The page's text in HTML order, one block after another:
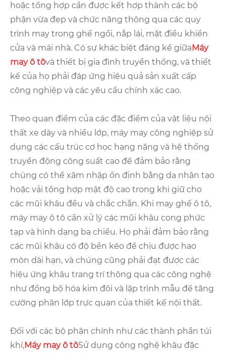
hoặc tổng hợp cần được kết hợp thành các bộ
phận vừa đẹp và chức năng thông qua các quy
trình may trong ghế ngồi, nắp lái, mặt điều khiển
cửa và mái nhà. Có sự khác biệt đáng kể giữaMáy
may ô tôvà thiết bị gia đình truyền thống, và thiết
kế của họ phải đáp ứng hiệu quả sản xuất cấp
công nghiệp và các yêu cầu chính xác cao.
Theo quan điểm của các đặc điểm của vật liệu nội
thất xe dày và nhiều lớp, máy may công nghiệp sử
dụng các cấu trúc cơ học hạng nặng và hệ thống
truyền động công suất cao để đảm bảo rằng
chúng có thể xâm nhập ổn định bằng da nhân tạo
hoặc vải tổng hợp mật độ cao trong khi giữ cho
các mũi khâu đều và chắc chắn. Khi may ghế ô tô,
máy may ô tô cần xử lý các mũi khâu cong phức
tạp và hình dạng ba chiều. Họ phải đảm bảo rằng
các mũi khâu có độ bền kéo để chịu được hao
mòn dài hạn, và chúng cũng phải đạt được các
hiệu ứng khâu trang trí thông qua các công nghệ
như đồng bộ hóa kim đôi và lập trình mẫu để tăng
cường phân lớp trực quan của thiết kế nội thất.
Đối với các bộ phận chính như các thành phần túi
khí,Máy may ô tôSử dụng công nghệ khâu đặc